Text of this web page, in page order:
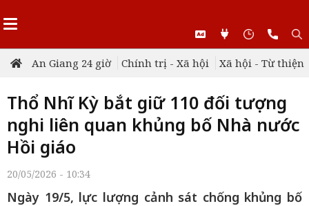
An Giang 24 giờ Chính trị - Xã hội Xã hội - Từ thiện
Thổ Nhĩ Kỳ bắt giữ 110 đối tượng
nghi liên quan khủng bố Nhà nước
Hồi giáo
20/05/2026 - 10:34
Ngày 19/5, lực lượng cảnh sát chống khủng bố